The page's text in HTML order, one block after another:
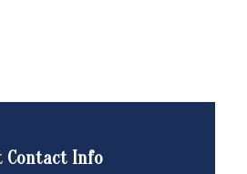
Contact Info